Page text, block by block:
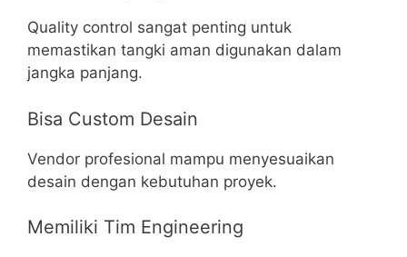
Quality control sangat penting untuk
memastikan tangki aman digunakan dalam
jangka panjang.
Bisa Custom Desain
Vendor profesional mampu menyesuaikan
desain dengan kebutuhan proyek.
Memiliki Tim Engineering